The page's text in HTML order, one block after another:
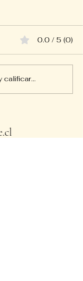
Isaias
0.0 / 5 (0)
calificar...